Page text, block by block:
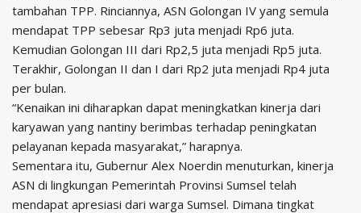
tambahan TPP. Rinciannya, ASN Golongan IV yang semula
mendapat TPP sebesar Rp3 juta menjadi Rp6 juta.
Kemudian Golongan III dari Rp2,5 juta menjadi Rp5 juta.
Terakhir, Golongan II dan I dari Rp2 juta menjadi Rp4 juta
per bulan.
“Kenaikan ini diharapkan dapat meningkatkan kinerja dari
karyawan yang nantiny berimbas terhadap peningkatan
pelayanan kepada masyarakat,” harapnya.
Sementara itu, Gubernur Alex Noerdin menuturkan, kinerja
ASN di lingkungan Pemerintah Provinsi Sumsel telah
mendapat apresiasi dari warga Sumsel. Dimana tingkat